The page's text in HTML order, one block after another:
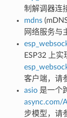
制解调器连
mdns
网络服务与
ESP32 上
客户端，请
asio是一个
async.com/
步模型，请